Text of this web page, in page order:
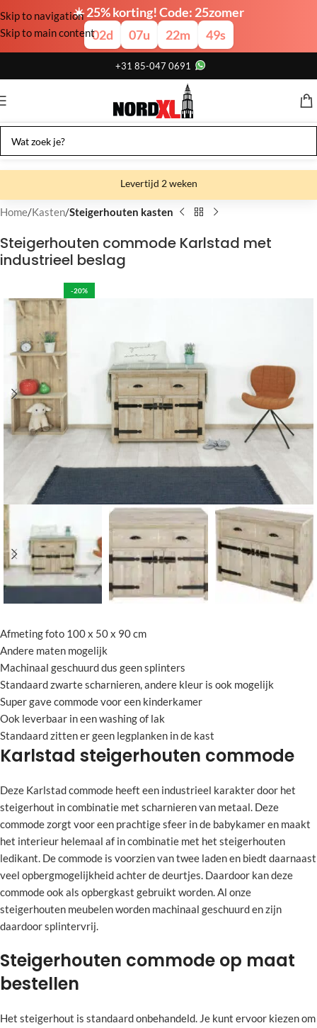
☀️ 25% korting! Code: 25zomer
02d 07u 22m 48s
Skip to navigation
Skip to main content
+31 85-047 0691
Levertijd 2 weken
Gratis verzending
Gratis afhalen
Showroom bij fabriek
Home Kasten Steigerhouten kasten
Steigerhouten commode Karlstad met
industrieel beslag
-20%
Afmeting foto 100 x 50 x 90 cm
Andere maten mogelijk
Machinaal geschuurd dus geen splinters
Standaard zwarte scharnieren, andere kleur is ook mogelijk
Super gave commode voor een kinderkamer
Ook leverbaar in een washing of lak
Standaard zitten er geen legplanken in de kast
Karlstad steigerhouten commode
Deze Karlstad commode heeft een industrieel karakter door het
steigerhout in combinatie met scharnieren van metaal. Deze
commode zorgt voor een prachtige sfeer in de babykamer en maakt
het interieur helemaal af in combinatie met het steigerhouten
ledikant. De commode is voorzien van twee laden en biedt daarnaast
veel opbergmogelijkheid achter de deurtjes. Daardoor kan deze
commode ook als opbergkast gebruikt worden. Al onze
steigerhouten meubelen worden machinaal geschuurd en zijn
daardoor splintervrij.
Steigerhouten commode op maat
bestellen
Het steigerhout is standaard onbehandeld. Je kunt ervoor kiezen om